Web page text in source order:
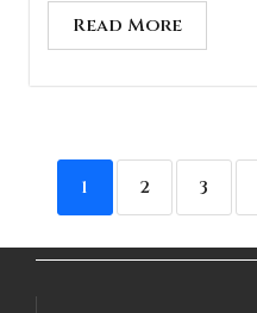
Read More
1 2 3